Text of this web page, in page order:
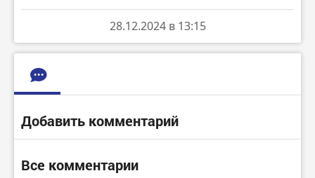
28.12.2024 в 13:15
Добавить комментарий
Все комментарии